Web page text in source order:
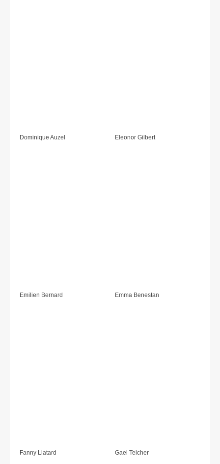
Dominique Auzel Eleonor Gilbert
Emilien Bernard Emma Benestan
Fanny Liatard Gael Teicher